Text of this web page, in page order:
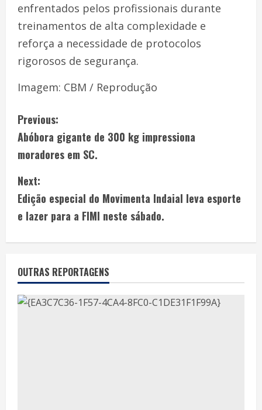
enfrentados pelos profissionais durante
treinamentos de alta complexidade e
reforça a necessidade de protocolos
rigorosos de segurança.
Imagem: CBM / Reprodução
Previous:
Abóbora gigante de 300 kg impressiona
moradores em SC.
Next:
Edição especial do Movimenta Indaial leva esporte
e lazer para a FIMI neste sábado.
OUTRAS REPORTAGENS